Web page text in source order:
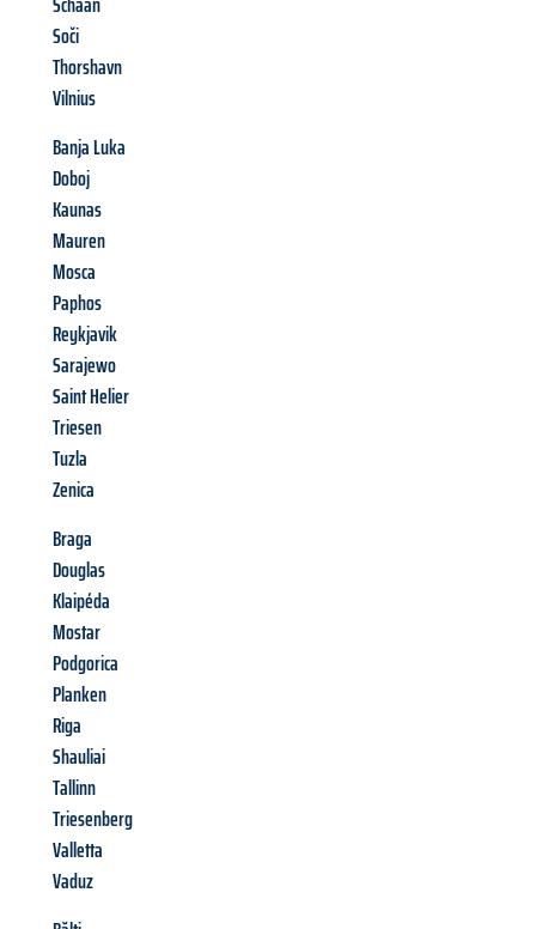
Soči
Thorshavn
Vilnius
Banja Luka
Doboj
Kaunas
Mauren
Mosca
Paphos
Reykjavik
Sarajewo
Saint Helier
Triesen
Tuzla
Zenica
Braga
Douglas
Klaipéda
Mostar
Podgorica
Planken
Riga
Shauliai
Tallinn
Triesenberg
Valletta
Vaduz